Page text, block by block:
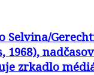
Selvina/
1968),
zrkadlo